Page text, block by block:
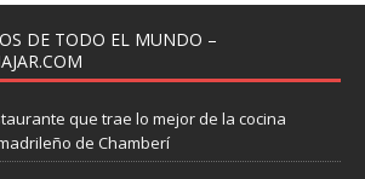
DE TODO EL MUNDO –
que trae lo mejor de la cocina
de Chamberí